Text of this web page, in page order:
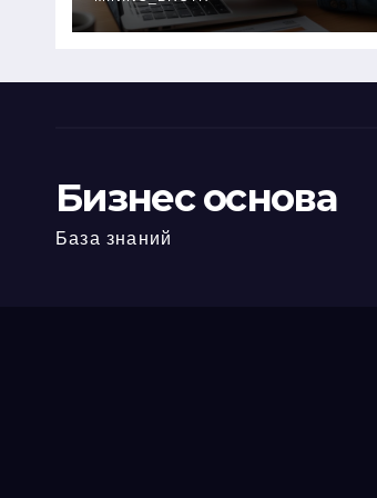
требования и
Бизнес основа
База знаний